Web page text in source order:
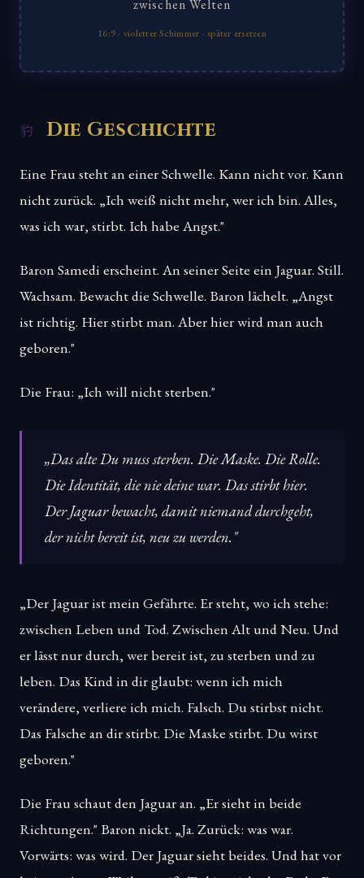
zwischen Welten
16:9 · violetter Schimmer · später ersetzen
Die Geschichte
Eine Frau steht an einer Schwelle. Kann nicht vor. Kann
nicht zurück. „Ich weiß nicht mehr, wer ich bin. Alles,
was ich war, stirbt. Ich habe Angst."
Baron Samedi erscheint. An seiner Seite ein Jaguar. Still.
Wachsam. Bewacht die Schwelle. Baron lächelt. „Angst
ist richtig. Hier stirbt man. Aber hier wird man auch
geboren."
Die Frau: „Ich will nicht sterben."
„Das alte Du muss sterben. Die Maske. Die Rolle.
Die Identität, die nie deine war. Das stirbt hier.
Der Jaguar bewacht, damit niemand durchgeht,
der nicht bereit ist, neu zu werden."
„Der Jaguar ist mein Gefährte. Er steht, wo ich stehe:
zwischen Leben und Tod. Zwischen Alt und Neu. Und
er lässt nur durch, wer bereit ist, zu sterben und zu
leben. Das Kind in dir glaubt: wenn ich mich
verändere, verliere ich mich. Falsch. Du stirbst nicht.
Das Falsche an dir stirbt. Die Maske stirbt. Du wirst
geboren."
Die Frau schaut den Jaguar an. „Er sieht in beide
Richtungen." Baron nickt. „Ja. Zurück: was war.
Vorwärts: was wird. Der Jaguar sieht beides. Und hat vor